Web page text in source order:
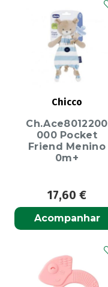
Chicco
Ch.Ace8012200
000 Pocket
Friend Menino
0m+
17,60 €
Acompanhar